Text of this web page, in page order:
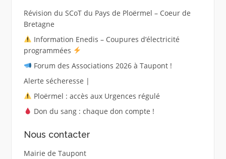
Révision du SCoT du Pays de Ploërmel – Coeur de
Bretagne
Information Enedis – Coupures d’électricité
programmées
Forum des Associations 2026 à Taupont !
Alerte sécheresse |
Ploërmel : accès aux Urgences régulé
Don du sang : chaque don compte !
Nous contacter
Mairie de Taupont